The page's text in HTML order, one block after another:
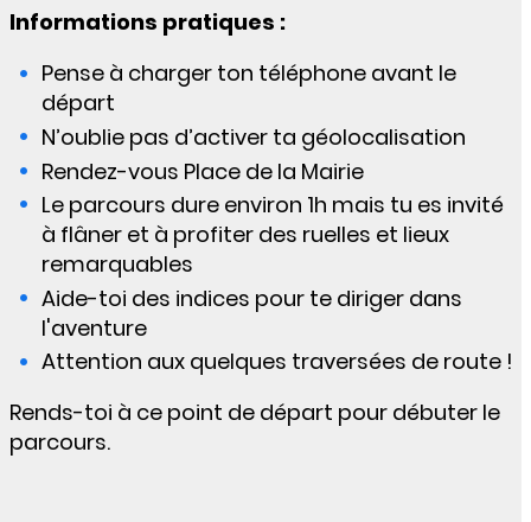
Informations pratiques :
Pense à charger ton téléphone avant le
départ
N’oublie pas d’activer ta géolocalisation
Rendez-vous Place de la Mairie
Le parcours dure environ 1h mais tu es invité
à flâner et à profiter des ruelles et lieux
remarquables
Aide-toi des indices pour te diriger dans
l'aventure
Attention aux quelques traversées de route !
Rends-toi à ce point de départ pour débuter le
parcours.